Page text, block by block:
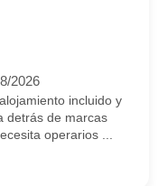
2026
incluido y
detrás de marcas
operarios ...